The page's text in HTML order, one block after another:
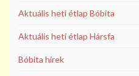
Aktuális heti étlap Bóbita
Aktuális heti étlap Hársfa
Bóbita hírek